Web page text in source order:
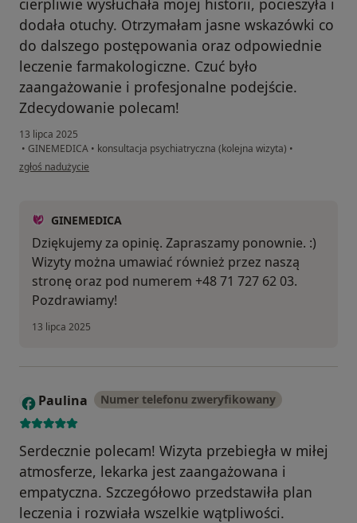
dodała otuchy. Otrzymałam jasne wskazówki co
do dalszego postępowania oraz odpowiednie
leczenie farmakologiczne. Czuć było
zaangażowanie i profesjonalne podejście.
Zdecydowanie polecam!
13 lipca 2025
• GINEMEDICA • konsultacja psychiatryczna (kolejna wizyta) •
w opinii użytkownika Paulina
zgłoś nadużycie
GINEMEDICA
Dziękujemy za opinię. Zapraszamy ponownie. :)
Wizyty można umawiać również przez naszą
stronę oraz pod numerem +48 71 727 62 03.
Pozdrawiamy!
13 lipca 2025
P Paulina Numer telefonu zweryfikowany
Serdecznie polecam! Wizyta przebiegła w miłej
atmosferze, lekarka jest zaangażowana i
empatyczna. Szczegółowo przedstawiła plan
leczenia i rozwiała wszelkie wątpliwości.